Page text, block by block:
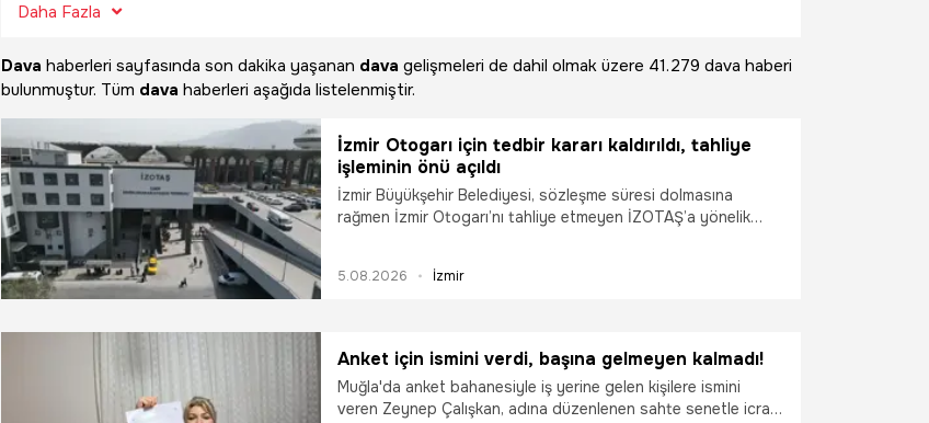
Daha Fazla
Dava haberleri sayfasında son dakika yaşanan dava gelişmeleri de dahil olmak üzere 41.279 dava haberi
bulunmuştur. Tüm dava haberleri aşağıda listelenmiştir.
İzmir Otogarı için tedbir kararı kaldırıldı, tahliye
işleminin önü açıldı
İzmir Büyükşehir Belediyesi, sözleşme süresi dolmasına
rağmen İzmir Otogarı’nı tahliye etmeyen İZOTAŞ’a yönelik
ihtiyati tedbir kararını Yargıtay incelemesinin tamamlanması
tadilat çalışmalarına başlayarak, tesisin fiziki şartlarını
iyileştirecek.
5.08.2026 İzmir
Anket için ismini verdi, başına gelmeyen kalmadı!
Muğla'da anket bahanesiyle iş yerine gelen kişilere ismini
veren Zeynep Çalışkan, adına düzenlenen sahte senetle icralık